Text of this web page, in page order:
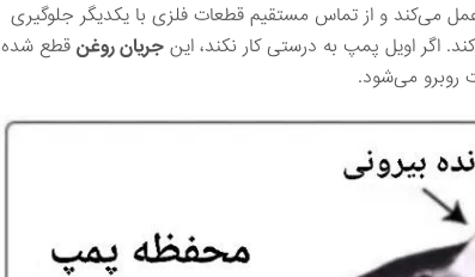
می‌کند و از تماس مستقیم قطعات فلزی با یکدیگر جلوگیری
اگر اویل پمپ به درستی کار نکند، اینجریان روغن قطع شده
می‌شود.